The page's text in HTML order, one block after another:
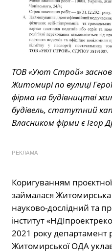
ТОВ «Уют Строй»
Житомирі по вулиці
фірма на будівництві
будівель, статутний
Власником фірми є Ігор
РЕКЛАМА
Коригуванням
займалася
науково-дослідний та
інститут
2021 року департамент
Житомирської ОДА